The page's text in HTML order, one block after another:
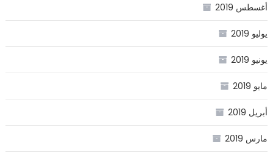
أغسطس 2019
يوليو 2019
يونيو 2019
مايو 2019
أبريل 2019
مارس 2019